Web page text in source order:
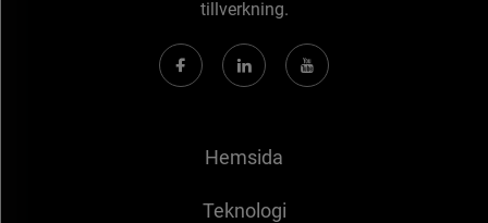
tillverkning.
Hemsida
Teknologi